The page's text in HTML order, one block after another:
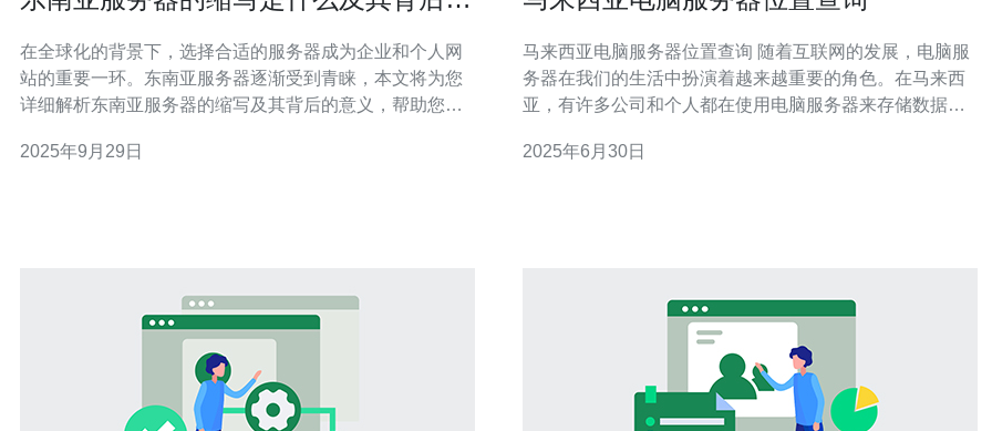
在全球化的背景下，选择合适的服务器成为企业和个人网
站的重要一环。东南亚服务器逐渐受到青睐，本文将为您
详细解析东南亚服务器的缩写及其背后的意义，帮助您更
的常用缩写是“SEA”，即“South East Asia”的首字母缩写。
2025年9月29日
马来西亚电脑服务器位置查询 随着互联网的发展，电脑服
务器在我们的生活中扮演着越来越重要的角色。在马来西
亚，有许多公司和个人都在使用电脑服务器来存储数据、
下面是一些方法供您参考。 首先，您可以通过一些在线工
2025年6月30日